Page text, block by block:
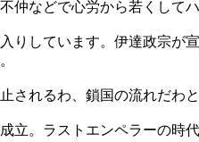
仲などで心労から若くして
りしています。伊達政宗
されるわ、鎖国の流れだわ
立。ラストエンペラーの時代